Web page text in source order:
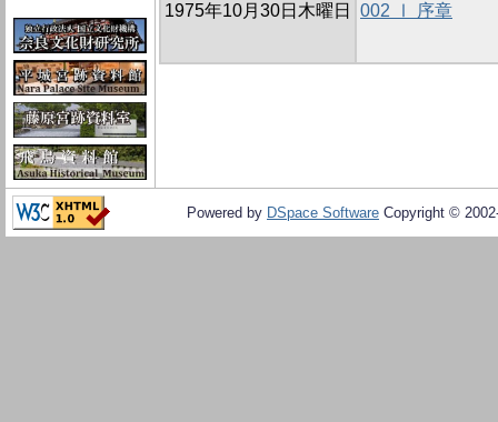
1975年10月30日木曜日 002 Ⅰ 序章
Powered by DSpace Software Copyright ©